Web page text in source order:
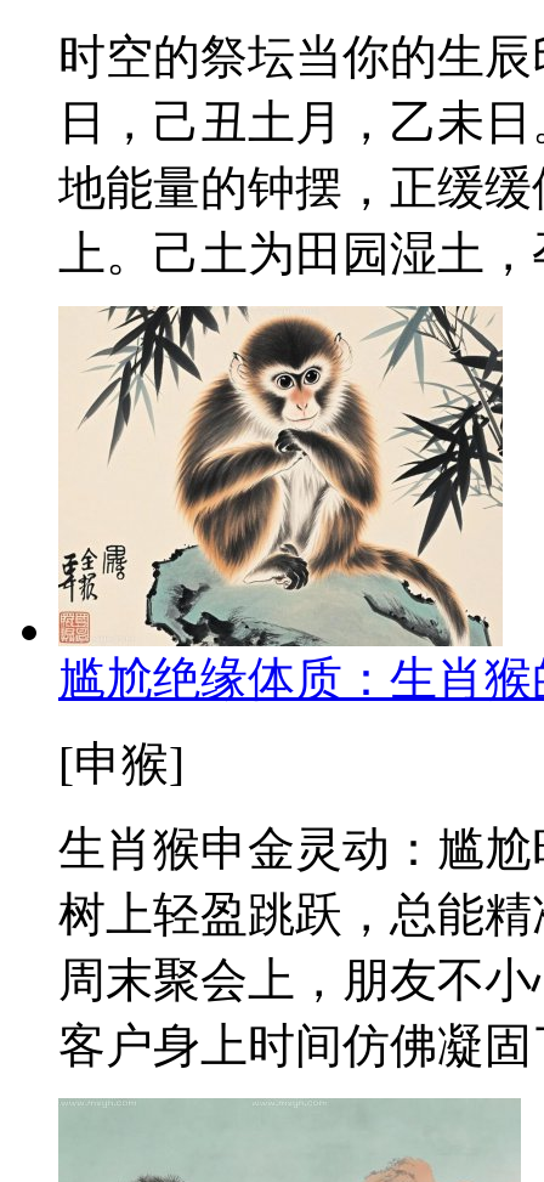
时空的祭坛当你的生
日，己丑土月，乙未
地能量的钟摆，正缓
上。己土为田园湿土
尴尬绝缘体质：生肖
[申猴]
生肖猴申金灵动：尴
树上轻盈跳跃，总能
周末聚会上，朋友不
客户身上时间仿佛凝